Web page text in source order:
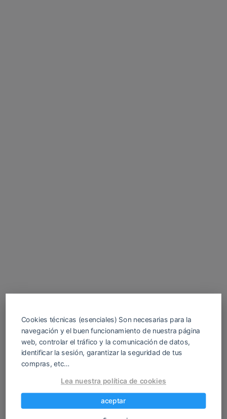
Descarga tu juego H gratis para Android y
molestos. Encuentra tus APK favoritos
Cookies técnicas (esenciales) Son necesarias para la
navegación y el buen funcionamiento de nuestra página
web, controlar el tráfico y la comunicación de datos,
identificar la sesión, garantizar la seguridad de tus
compras, etc…
Lea nuestra política de cookies
aceptar